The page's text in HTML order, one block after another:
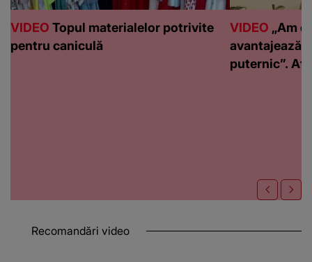
VIDEO Topul materialelor potrivite
pentru caniculă
VIDEO „Am
avantajează
puternic”.
Recomandări video